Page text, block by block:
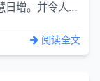
日增。并令人肤
阅读全文